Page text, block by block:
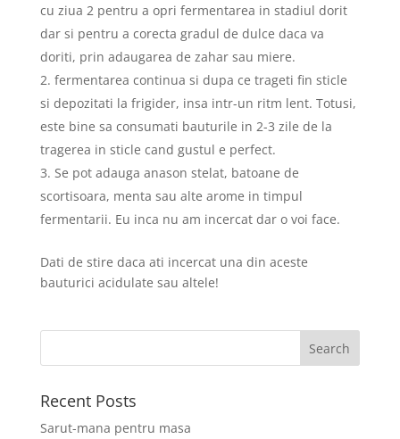
cu ziua 2 pentru a opri fermentarea in stadiul dorit
dar si pentru a corecta gradul de dulce daca va
doriti, prin adaugarea de zahar sau miere.
fermentarea continua si dupa ce trageti fin sticle
si depozitati la frigider, insa intr-un ritm lent. Totusi,
este bine sa consumati bauturile in 2-3 zile de la
tragerea in sticle cand gustul e perfect.
Se pot adauga anason stelat, batoane de
scortisoara, menta sau alte arome in timpul
fermentarii. Eu inca nu am incercat dar o voi face.
Dati de stire daca ati incercat una din aceste
bauturici acidulate sau altele!
Recent Posts
Sarut-mana pentru masa